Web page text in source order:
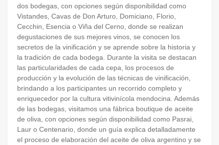
dos bodegas, con opciones según disponibilidad como
Vistandes, Cavas de Don Arturo, Domiciano, Florio,
Cecchin, Esencia o Viña del Cerno, donde se realizan
degustaciones de sus mejores vinos, se conocen los
secretos de la vinificación y se aprende sobre la historia y
la tradición de cada bodega. Durante la visita se destacan
las particularidades de cada cepa, los procesos de
producción y la evolución de las técnicas de vinificación,
brindando a los participantes un recorrido completo y
enriquecedor por la cultura vitivinícola mendocina. Además
de las bodegas, visitamos una fábrica boutique de aceite
de oliva, con opciones según disponibilidad como Pasrai,
Laur o Centenario, donde un guía explica detalladamente
el proceso de elaboración del aceite de oliva argentino y se